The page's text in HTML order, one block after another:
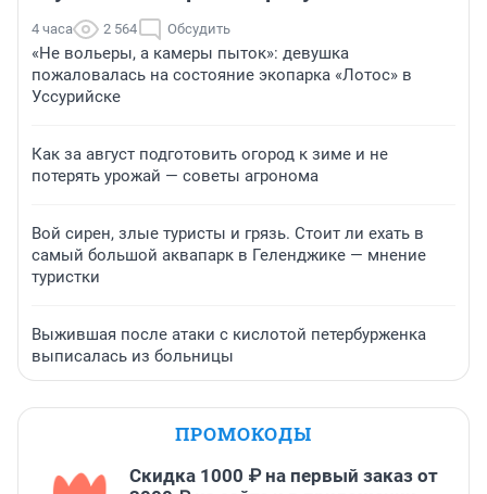
4 часа 2 564 Обсудить
«Не вольеры, а камеры пыток»: девушка
пожаловалась на состояние экопарка «Лотос» в
Уссурийске
Как за август подготовить огород к зиме и не
потерять урожай — советы агронома
Вой сирен, злые туристы и грязь. Стоит ли ехать в
самый большой аквапарк в Геленджике — мнение
туристки
Выжившая после атаки с кислотой петербурженка
выписалась из больницы
ПРОМОКОДЫ
Скидка 1000 ₽ на первый заказ от